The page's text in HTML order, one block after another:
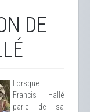
DE
Lorsque
Francis Hallé
parle de sa